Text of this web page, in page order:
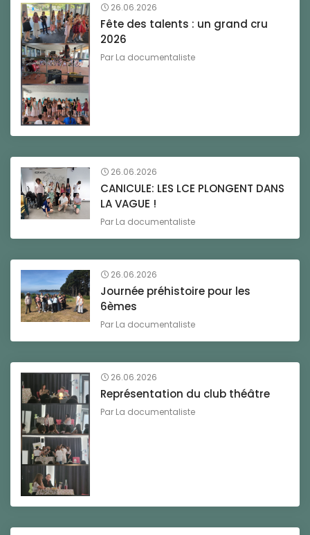
26.06.2026
Fête des talents : un grand cru
2026
Par La documentaliste
26.06.2026
CANICULE: LES LCE PLONGENT DANS
LA VAGUE !
Par La documentaliste
26.06.2026
Journée préhistoire pour les
6èmes
Par La documentaliste
26.06.2026
Représentation du club théâtre
Par La documentaliste